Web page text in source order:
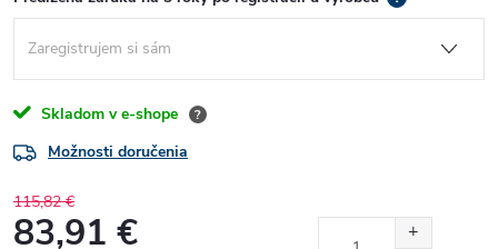
Skladom v e-shope ?
Možnosti doručenia
115,82 €
83,91 €